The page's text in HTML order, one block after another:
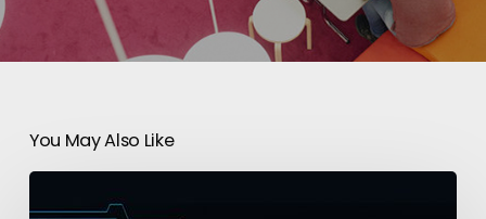
You May Also Like